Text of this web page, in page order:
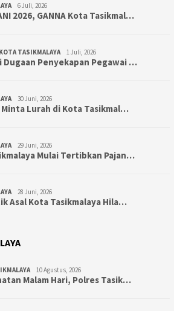
6 Juli, 2026
2026, GANNA Kota Tasikmal…
KOTA TASIKMALAYA 1 Juli, 2026
Dugaan Penyekapan Pegawai …
30 Juni, 2026
Minta Lurah di Kota Tasikmal…
29 Juni, 2026
Mulai Tertibkan Pajan…
28 Juni, 2026
Asal Kota Tasikmalaya Hila…
10 Agustus, 2026
Malam Hari, Polres Tasik…